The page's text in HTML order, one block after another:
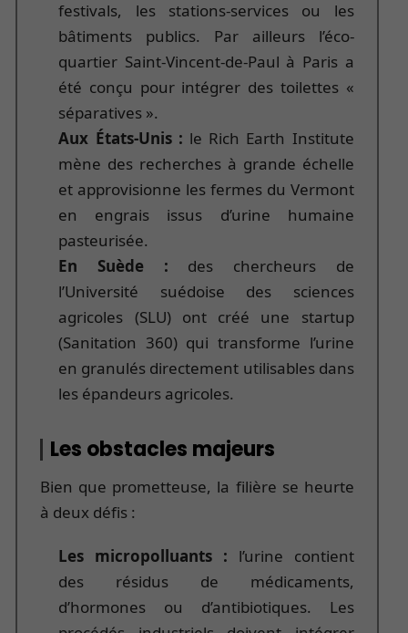
festivals, les stations-services ou les
bâtiments publics. Par ailleurs l’éco-
quartier Saint-Vincent-de-Paul à Paris a
été conçu pour intégrer des toilettes «
séparatives ».
Aux États-Unis : le Rich Earth Institute
mène des recherches à grande échelle
et approvisionne les fermes du Vermont
en engrais issus d’urine humaine
pasteurisée.
En Suède : des chercheurs de
l’Université suédoise des sciences
agricoles (SLU) ont créé une startup
(Sanitation 360) qui transforme l’urine
en granulés directement utilisables dans
les épandeurs agricoles.
Les obstacles majeurs
Bien que prometteuse, la filière se heurte
à deux défis :
Les micropolluants : l’urine contient
des résidus de médicaments,
d’hormones ou d’antibiotiques. Les